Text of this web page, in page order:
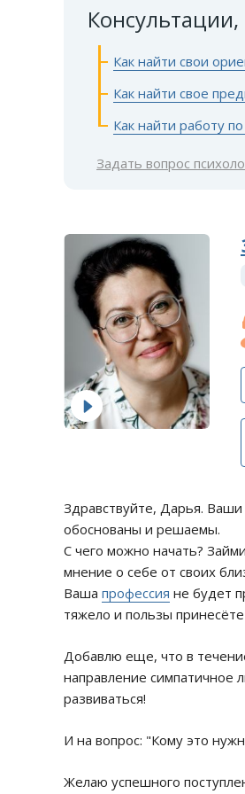
Как найти свои
Как найти свое
Как найти работу
Задать вопрос
Здравствуйте, Дарья.
обоснованы и решаемы.
С чего можно начать?
мнение о себе от своих
Ваша профессия не будет
тяжело и пользы
Добавлю еще, что в
направление симпатичное
развиваться!
И на вопрос: "Кому это
Желаю успешного